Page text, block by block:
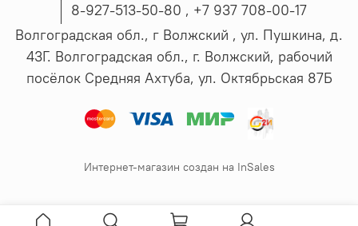
8-927-513-50-80 , ‪+7 937 708-00-17
Волгоградская обл., г Волжский , ул. Пушкина, д.
43Г. Волгоградская обл., г. Волжский, рабочий
посёлок Средняя Ахтуба, ул. Октябрьская 87Б
Интернет-магазин создан на InSales